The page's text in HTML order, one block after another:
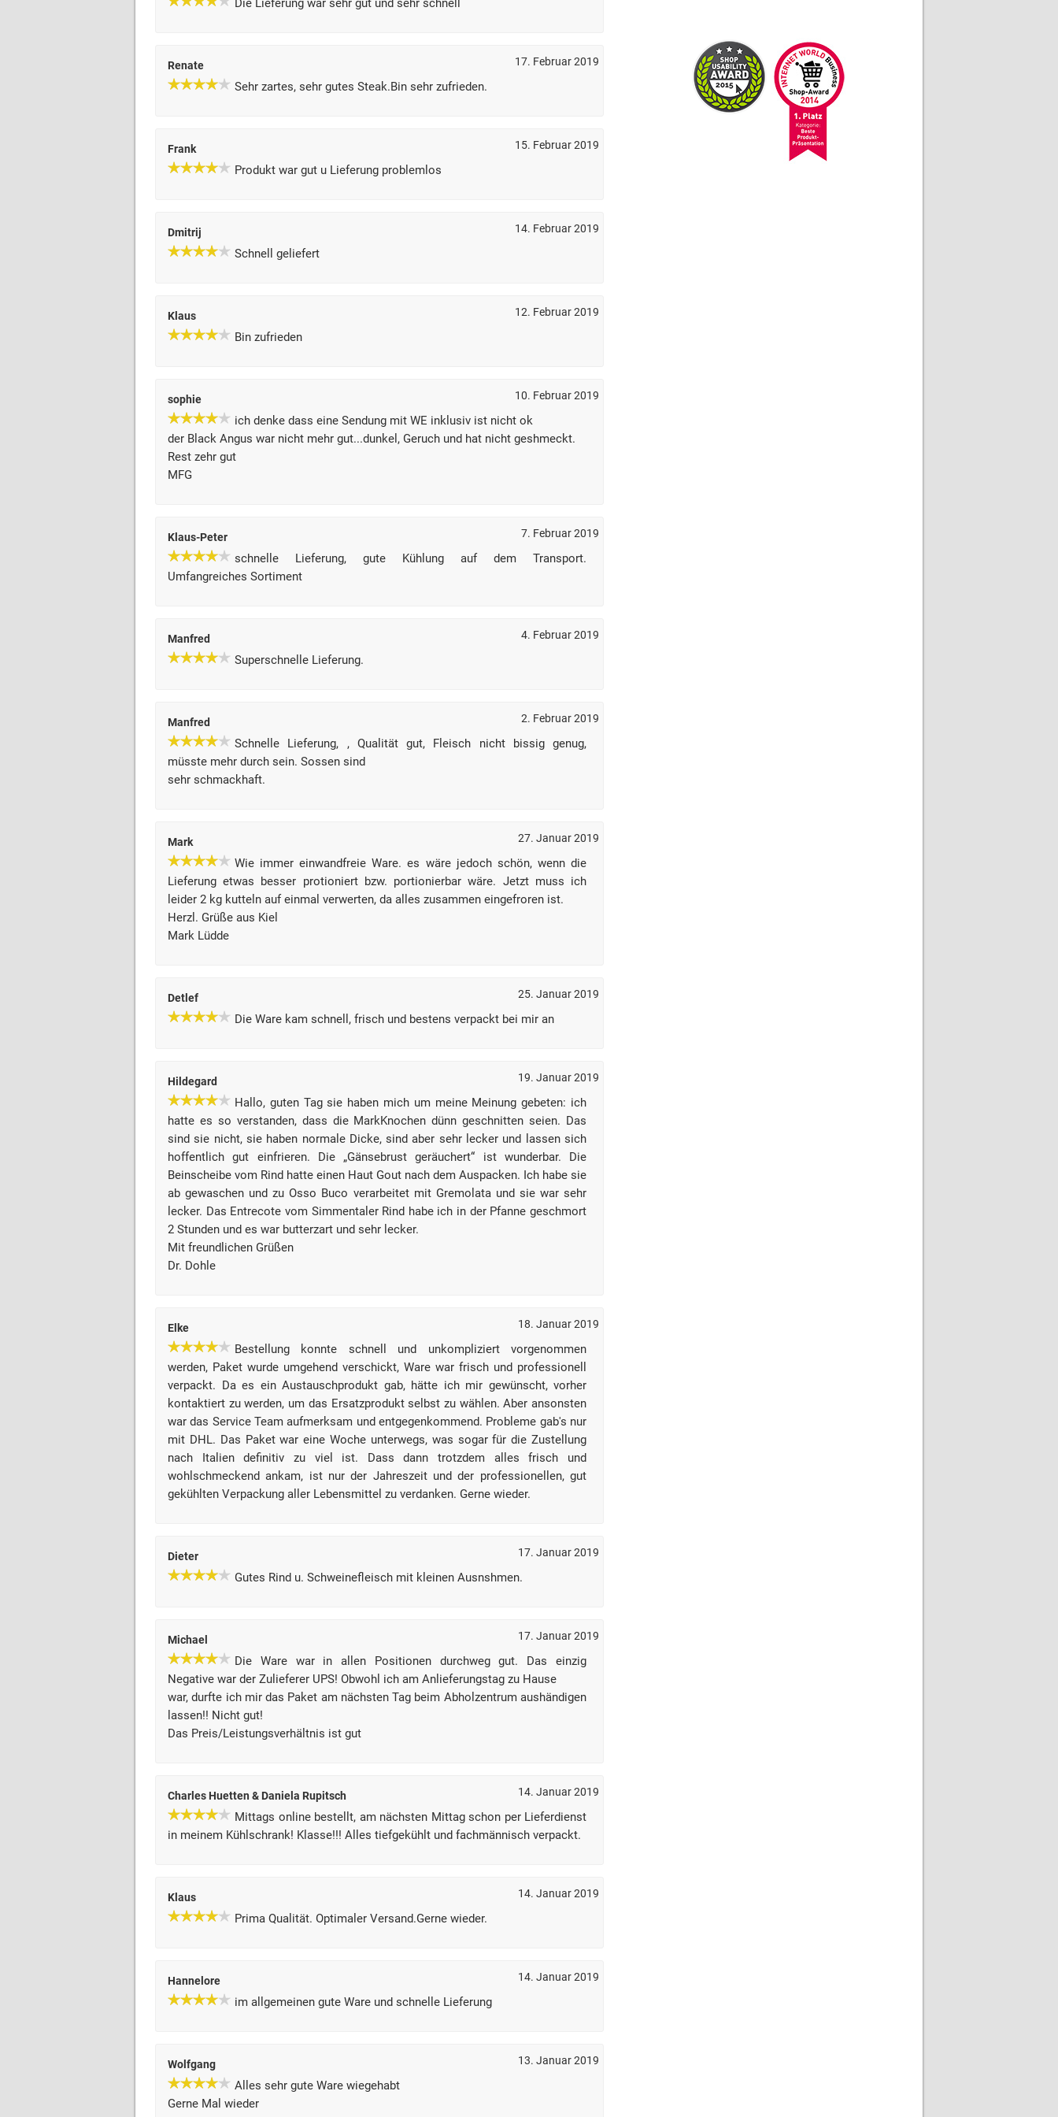
Die Lieferung war sehr gut und sehr schnell
Renate 17. Februar 2019
Sehr zartes, sehr gutes Steak.Bin sehr zufrieden.
Frank 15. Februar 2019
Produkt war gut u Lieferung problemlos
Dmitrij 14. Februar 2019
Schnell geliefert
Klaus 12. Februar 2019
Bin zufrieden
sophie 10. Februar 2019
ich denke dass eine Sendung mit WE inklusiv ist nicht ok
der Black Angus war nicht mehr gut...dunkel, Geruch und hat nicht geshmeckt.
Rest zehr gut
MFG
Klaus-Peter 7. Februar 2019
schnelle Lieferung, gute Kühlung auf dem Transport.
Umfangreiches Sortiment
Manfred 4. Februar 2019
Superschnelle Lieferung.
Manfred 2. Februar 2019
Schnelle Lieferung, , Qualität gut, Fleisch nicht bissig genug,
müsste mehr durch sein. Sossen sind
sehr schmackhaft.
Mark 27. Januar 2019
Wie immer einwandfreie Ware. es wäre jedoch schön, wenn die
Lieferung etwas besser protioniert bzw. portionierbar wäre. Jetzt muss ich
leider 2 kg kutteln auf einmal verwerten, da alles zusammen eingefroren ist.
Herzl. Grüße aus Kiel
Mark Lüdde
Detlef 25. Januar 2019
Die Ware kam schnell, frisch und bestens verpackt bei mir an
Hildegard 19. Januar 2019
Hallo, guten Tag sie haben mich um meine Meinung gebeten: ich
hatte es so verstanden, dass die MarkKnochen dünn geschnitten seien. Das
sind sie nicht, sie haben normale Dicke, sind aber sehr lecker und lassen sich
hoffentlich gut einfrieren. Die „Gänsebrust geräuchert“ ist wunderbar. Die
Beinscheibe vom Rind hatte einen Haut Gout nach dem Auspacken. Ich habe sie
ab gewaschen und zu Osso Buco verarbeitet mit Gremolata und sie war sehr
lecker. Das Entrecote vom Simmentaler Rind habe ich in der Pfanne geschmort
2 Stunden und es war butterzart und sehr lecker.
Mit freundlichen Grüßen
Dr. Dohle
Elke 18. Januar 2019
Bestellung konnte schnell und unkompliziert vorgenommen
werden, Paket wurde umgehend verschickt, Ware war frisch und professionell
verpackt. Da es ein Austauschprodukt gab, hätte ich mir gewünscht, vorher
kontaktiert zu werden, um das Ersatzprodukt selbst zu wählen. Aber ansonsten
war das Service Team aufmerksam und entgegenkommend. Probleme gab's nur
mit DHL. Das Paket war eine Woche unterwegs, was sogar für die Zustellung
nach Italien definitiv zu viel ist. Dass dann trotzdem alles frisch und
wohlschmeckend ankam, ist nur der Jahreszeit und der professionellen, gut
gekühlten Verpackung aller Lebensmittel zu verdanken. Gerne wieder.
Dieter 17. Januar 2019
Gutes Rind u. Schweinefleisch mit kleinen Ausnshmen.
Michael 17. Januar 2019
Die Ware war in allen Positionen durchweg gut. Das einzig
Negative war der Zulieferer UPS! Obwohl ich am Anlieferungstag zu Hause
war, durfte ich mir das Paket am nächsten Tag beim Abholzentrum aushändigen
lassen!! Nicht gut!
Das Preis/Leistungsverhältnis ist gut
Charles Huetten & Daniela Rupitsch 14. Januar 2019
Mittags online bestellt, am nächsten Mittag schon per Lieferdienst
in meinem Kühlschrank! Klasse!!! Alles tiefgekühlt und fachmännisch verpackt.
Klaus 14. Januar 2019
Prima Qualität. Optimaler Versand.Gerne wieder.
Hannelore 14. Januar 2019
im allgemeinen gute Ware und schnelle Lieferung
Wolfgang 13. Januar 2019
Alles sehr gute Ware wiegehabt
Gerne Mal wieder